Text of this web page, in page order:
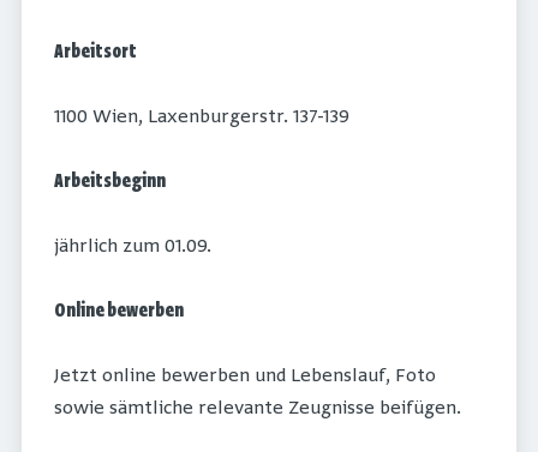
Arbeitsort
1100 Wien, Laxenburgerstr. 137-139
Arbeitsbeginn
jährlich zum 01.09.
Online bewerben
Jetzt online bewerben und Lebenslauf, Foto
sowie sämtliche relevante Zeugnisse beifügen.